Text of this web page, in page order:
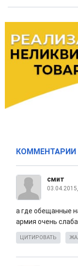
КОММЕНТАРИИ
смит
а где обещанные
армия очень
ЦИТИРОВАТЬ